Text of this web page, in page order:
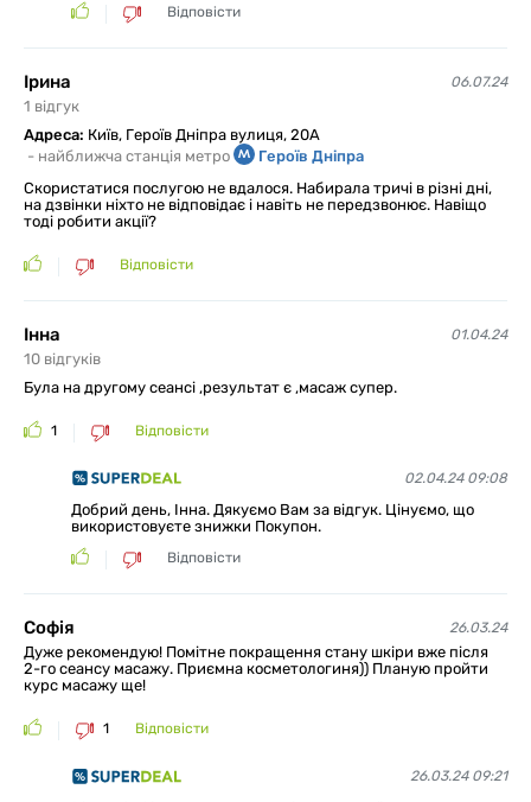
Відповісти
Ірина 06.07.24
1 відгук
Адреса: Київ, Героїв Дніпра вулиця, 20А
- найближча станція метро
Героїв Дніпра
Скористатися послугою не вдалося. Набирала тричі в різні дні,
на дзвінки ніхто не відповідає і навіть не передзвонює. Навіщо
тоді робити акції?
Відповісти
Інна 01.04.24
10 відгуків
Була на другому сеансі ,результат є ,масаж супер.
1 Відповісти
02.04.24 09:08
Добрий день, Інна. Дякуємо Вам за відгук. Цінуємо, що
використовуєте знижки Покупон.
Відповісти
Софія 26.03.24
Дуже рекомендую! Помітне покращення стану шкіри вже після
2-го сеансу масажу. Приємна косметологиня)) Планую пройти
курс масажу ще!
1 Відповісти
26.03.24 09:21